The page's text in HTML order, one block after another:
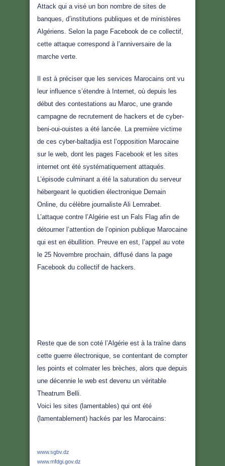
Attack qui a visé un bon nombre de sites de
banques, d’institutions publiques et de ministères
Algériens. Selon la page Facebook de ce collectif,
cette attaque correspond à l’anniversaire de la
marche verte.
Il est à préciser que les services Marocains ont vu
leur influence s’étendre à Internet, où depuis les
début des contestations au Maroc, une grande
campagne de recrutement de hackers et de cyber-
beni-oui-ouistes a été lancée. La première victime
de ces cyber-baltadjia est l’opposition Marocaine
sur le web, dont les pages Facebook et les sites
internet ont été systématiquement attaqués.
L’épisode culminant a été la saturation du serveur
hébergeant le quotidien électronique Demain
Online, du célèbre journaliste Ali Lemrabet.
L’attaque contre l’Algérie est un Fals Flag afin de
détourner l’attention de l’opinion publique Marocaine
qui est en ébullition. Preuve en est, l’appel au vote
le 25 Novembre prochain, diffusé dans la page
Facebook du collectif de hackers.
Reste que de son coté l’Algérie est à la traîne dans
cette guerre électronique, se contentant de compter
les points et colmater les brèches, alors que depuis
une décennie le web est devenu un véritable
Theatrum Belli.
Voici les sites (lamentables) qui ont été
(lamentablement) hackés par les Marocains:
www.sgbv.dz
www.mfdgi.gov.dz